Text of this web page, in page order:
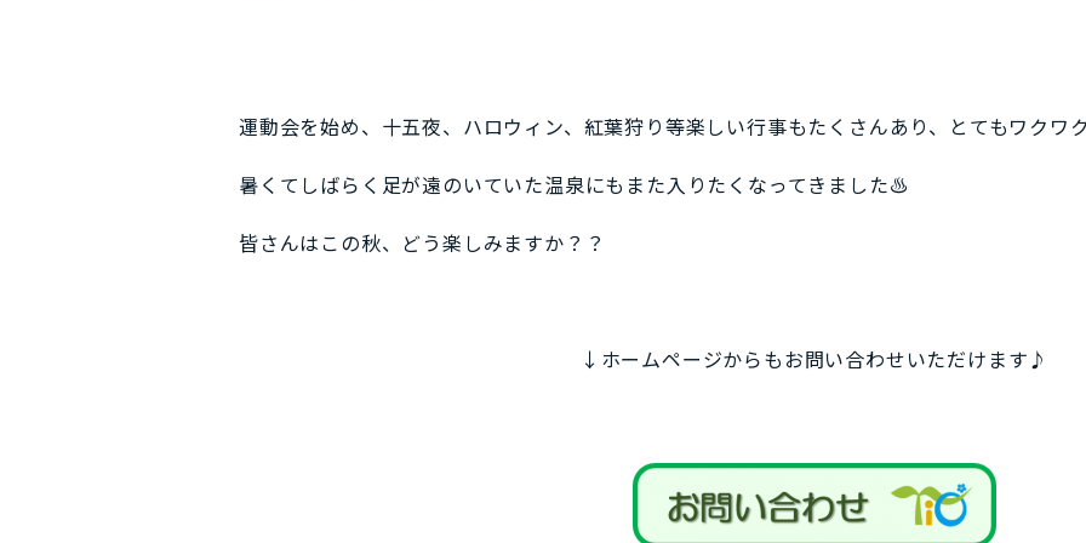
運動会を始め、十五夜、ハロウィン、紅葉狩り等楽しい行事もたくさんあり、とてもワク
暑くてしばらく足が遠のいていた温泉にもまた入りたくなってきました♨
皆さんはこの秋、どう楽しみますか？？
↓ホームページからもお問い合わせいただけます♪